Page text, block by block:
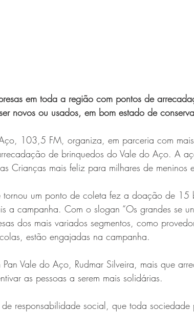
em toda a região com pontos de
novos ou usados, em bom estado de
103,5 FM, organiza, em parceria com
de brinquedos do Vale do Aço. A
Crianças mais feliz para milhares de meninos
tornou um ponto de coleta fez a doação de 15
a campanha. Com o slogan “Os grandes se
dos mais variados segmentos, como
estão engajadas na campanha.
Pan Vale do Aço, Rudmar Silveira, mais que
as pessoas a serem mais solidárias.
de responsabilidade social, que toda sociedade